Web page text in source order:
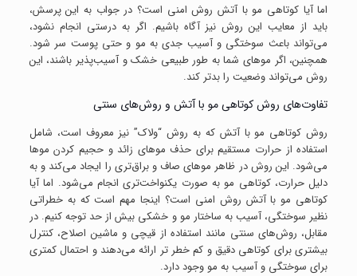
اما آیا کوتاهی مو با آتش روش امنی است؟ در جواب به این پرسش،
باید از معایب این روش نیز آگاه باشیم. اگر به درستی انجام نشود،
می‌تواند باعث سوختگی و آسیب جدی به مو و حتی پوست سر شود.
همچنین، اگر موهای شما به طور طبیعی خشک و آسیب‌پذیر باشند، این
روش می‌تواند وضعیت را بدتر کند.
تفاوت‌های روش کوتاهی مو با آتش و روش‌های سنتی
روش کوتاهی مو با آتش که به روش “ولاک” نیز معروف است، شامل
استفاده از حرارت مستقیم برای حذف موهای زائد و حجیم کردن موها
می‌شود. این روش در ظاهر موهای صاف و براق‌تری را ایجاد می‌کند و به
دلیل حرارت، کوتاهی مو به صورت یکنواخت‌تری انجام می‌شود. اما آیا
کوتاهی مو با آتش روش امنی است؟ اینجا مهم است که به خطراتی
نظیر سوختگی، آسیب به ساختار مو و خشکی بیش از حد توجه کنیم. در
مقابل، روش‌های سنتی مانند استفاده از قیچی و ماشین اصلاح، کنترل
بیشتری برای کوتاهی دقیق و کم خطر تر ارائه می‌دهند و احتمال کمتری
برای سوختگی و آسیب به مو وجود دارد.